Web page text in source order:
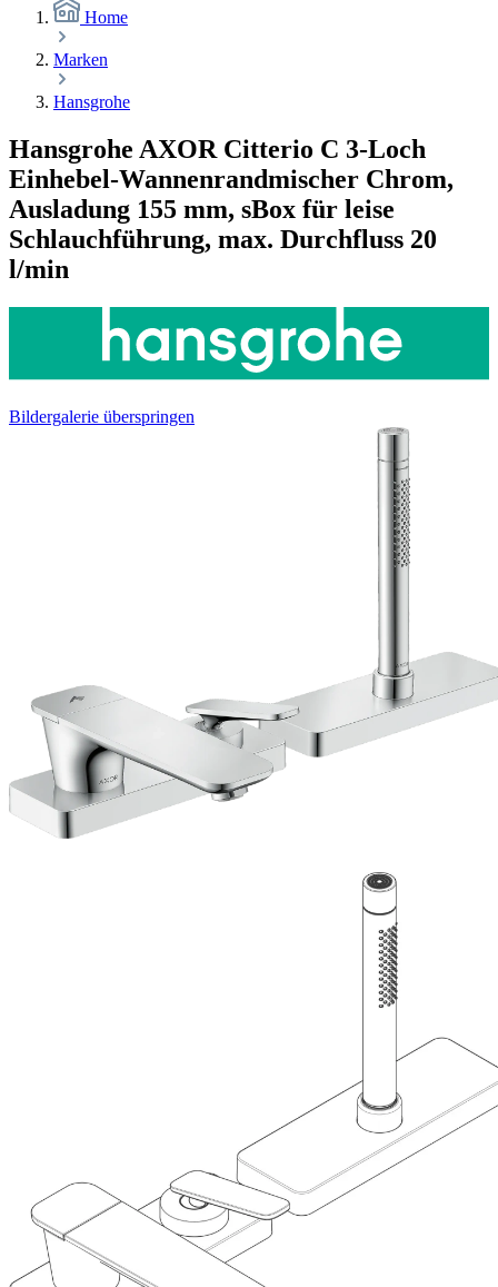
Home
Marken
Hansgrohe
Hansgrohe AXOR Citterio C 3-Loch
Einhebel-Wannenrandmischer Chrom,
Ausladung 155 mm, sBox für leise
Schlauchführung, max. Durchfluss 20
l/min
Bildergalerie überspringen